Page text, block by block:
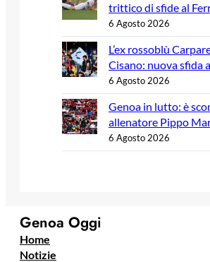
trittico di sfide al
6 Agosto 2026
L’ex rossoblù
Cisano: nuova sfida
6 Agosto 2026
Genoa in lutto: è
allenatore Pippo
6 Agosto 2026
Genoa Oggi
Home
Notizie